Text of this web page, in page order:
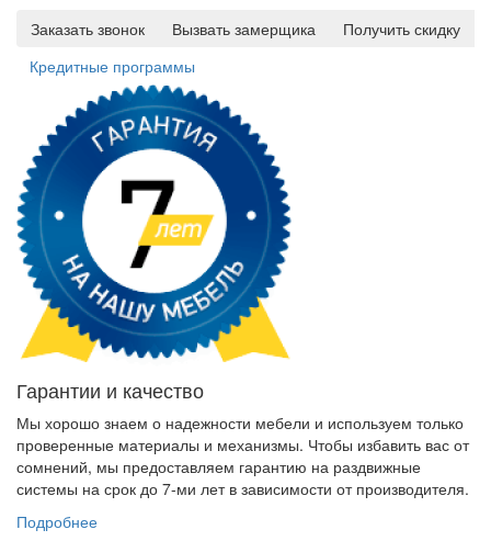
Заказать звонок
Вызвать замерщика
Получить скидку
Кредитные программы
Гарантии и качество
Мы хорошо знаем о надежности мебели и используем только
проверенные материалы и механизмы. Чтобы избавить вас от
сомнений, мы предоставляем гарантию на раздвижные
системы на срок до 7-ми лет в зависимости от производителя.
Подробнее